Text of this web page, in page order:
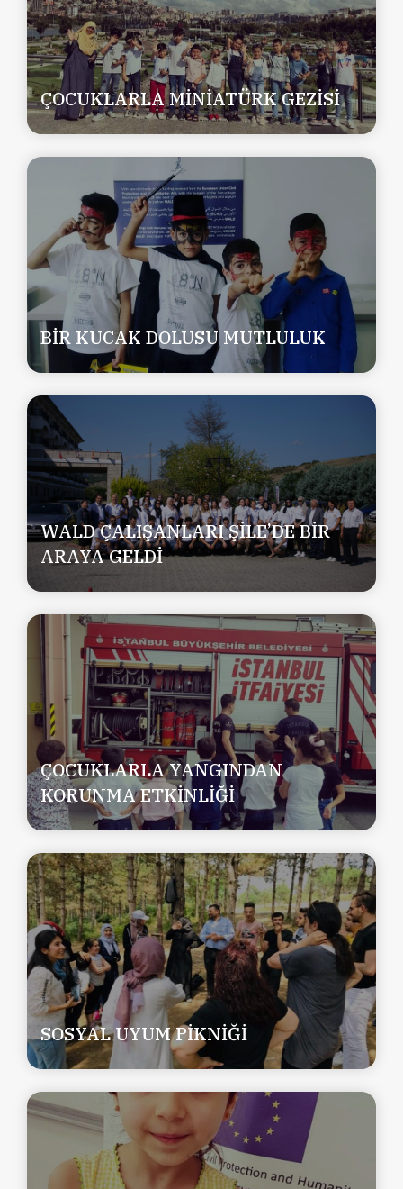
ÇOCUKLARLA MİNİATÜRK GEZİSİ
BİR KUCAK DOLUSU MUTLULUK
WALD ÇALIŞANLARI ŞİLE’DE BİR
ARAYA GELDİ
ÇOCUKLARLA YANGINDAN
KORUNMA ETKİNLİĞİ
SOSYAL UYUM PİKNİĞİ